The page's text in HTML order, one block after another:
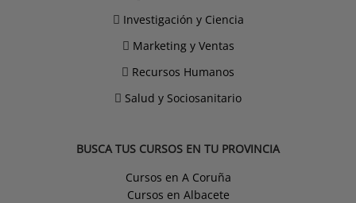
Investigación y Ciencia
Marketing y Ventas
Recursos Humanos
Salud y Sociosanitario
BUSCA TUS CURSOS EN TU PROVINCIA
Cursos en A Coruña
Cursos en Albacete